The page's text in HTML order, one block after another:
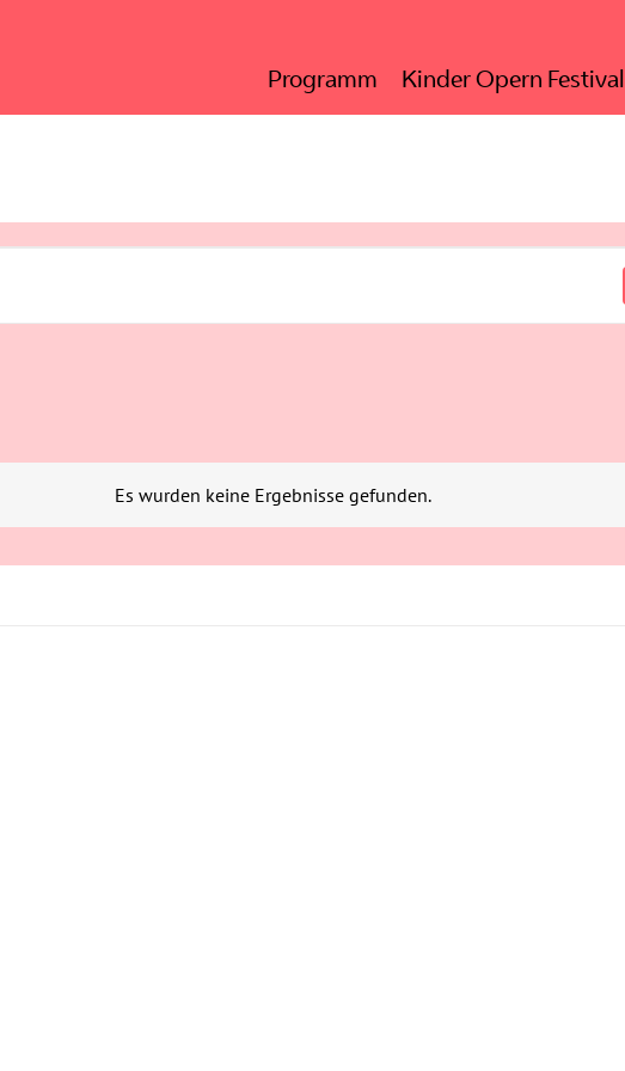
Programm Kinder Opern Festival
Hinweis
Es wurden keine Ergebnisse gefunden.